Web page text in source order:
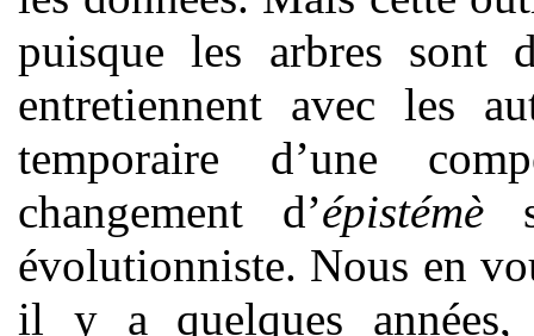
puisque les arbres sont
entretiennent avec les
temporaire d’une
changement d’épistémè
évolutionniste. Nous en
il y a quelques années,